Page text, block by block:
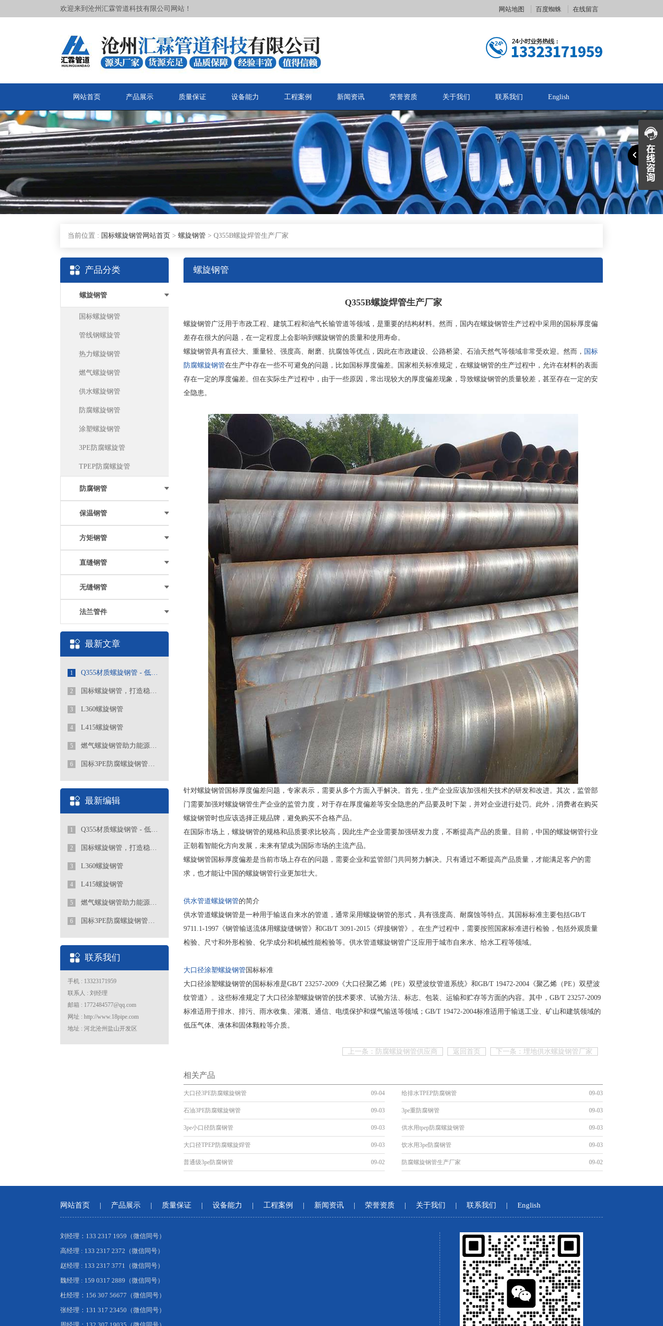
欢迎来到沧州汇霖管道科技有限公司网站！ 网站地图 百度蜘蛛 在线留言
网站首页 产品展示 质量保证 设备能力 工程案例 新闻资讯 荣誉资质 关于我们 联系我们 English
当前位置 : 国标螺旋钢管网站首页 > 螺旋钢管 > Q355B螺旋焊管生产厂家
产品分类
螺旋钢管
国标螺旋钢管
管线钢螺旋管
热力螺旋钢管
燃气螺旋钢管
供水螺旋钢管
防腐螺旋钢管
涂塑螺旋钢管
3PE防腐螺旋管
TPEP防腐螺旋管
防腐钢管
保温钢管
方矩钢管
直缝钢管
无缝钢管
法兰管件
最新文章
1 Q355材质螺旋钢管 - 低合金高强度工程优选管道
2 国标螺旋钢管，打造稳定可靠的管道工程
3 L360螺旋钢管
4 L415螺旋钢管
5 燃气螺旋钢管助力能源行业发展
6 国标3PE防腐螺旋钢管厂家
最新编辑
1 Q355材质螺旋钢管 - 低合金高强度工程优选管道
2 国标螺旋钢管，打造稳定可靠的管道工程
3 L360螺旋钢管
4 L415螺旋钢管
5 燃气螺旋钢管助力能源行业发展
6 国标3PE防腐螺旋钢管厂家
联系我们
手机 : 13323171959
联系人 : 刘经理
邮箱 : 1772484577@qq.com
网址 : http://www.18pipe.com
地址 : 河北沧州盐山开发区
螺旋钢管
Q355B螺旋焊管生产厂家
螺旋钢管广泛用于市政工程、建筑工程和油气长输管道等领域，是重要的结构材料。然而，国内在螺旋钢管生产过程中采用的国标厚度偏
差存在很大的问题，在一定程度上会影响到螺旋钢管的质量和使用寿命。
螺旋钢管具有直径大、重量轻、强度高、耐磨、抗腐蚀等优点，因此在市政建设、公路桥梁、石油天然气等领域非常受欢迎。然而， 国标
防腐螺旋钢管在生产中存在一些不可避免的问题，比如国标厚度偏差。国家相关标准规定，在螺旋钢管的生产过程中，允许在材料的表面
存在一定的厚度偏差。但在实际生产过程中，由于一些原因，常出现较大的厚度偏差现象，导致螺旋钢管的质量较差，甚至存在一定的安
全隐患。
针对螺旋钢管国标厚度偏差问题，专家表示，需要从多个方面入手解决。首先，生产企业应该加强相关技术的研发和改进。其次，监管部
门需要加强对螺旋钢管生产企业的监管力度，对于存在厚度偏差等安全隐患的产品要及时下架，并对企业进行处罚。此外，消费者在购买
螺旋钢管时也应该选择正规品牌，避免购买不合格产品。
在国际市场上，螺旋钢管的规格和品质要求比较高，因此生产企业需要加强研发力度，不断提高产品的质量。目前，中国的螺旋钢管行业
正朝着智能化方向发展，未来有望成为国际市场的主流产品。
螺旋钢管国标厚度偏差是当前市场上存在的问题，需要企业和监管部门共同努力解决。只有通过不断提高产品质量，才能满足客户的需
求，也才能让中国的螺旋钢管行业更加壮大。
供水管道螺旋钢管的简介
供水管道螺旋钢管是一种用于输送自来水的管道，通常采用螺旋钢管的形式，具有强度高、耐腐蚀等特点。其国标标准主要包括GB/T
9711.1-1997《钢管输送流体用螺旋缝钢管》和GB/T 3091-2015《焊接钢管》。在生产过程中，需要按照国家标准进行检验，包括外观质量
检验、尺寸和外形检验、化学成分和机械性能检验等。供水管道螺旋钢管广泛应用于城市自来水、给水工程等领域。
大口径涂塑螺旋钢管 国标标准
大口径涂塑螺旋钢管的国标标准是GB/T 23257-2009《大口径聚乙烯（PE）双壁波纹管道系统》和GB/T 19472-2004《聚乙烯（PE）双壁波
纹管道》。这些标准规定了大口径涂塑螺旋钢管的技术要求、试验方法、标志、包装、运输和贮存等方面的内容。其中，GB/T 23257-2009
标准适用于排水、排污、雨水收集、灌溉、通信、电缆保护和煤气输送等领域；GB/T 19472-2004标准适用于输送工业、矿山和建筑领域的
低压气体、液体和固体颗粒等介质。
上一条：防腐螺旋钢管供应商 返回首页 下一条：埋地供水螺旋钢管厂家
相关产品
大口径3PE防腐螺旋钢管 09-04 给排水TPEP防腐钢管 09-03
石油3PE防腐螺旋钢管 09-03 3pe重防腐钢管 09-03
3pe小口径防腐钢管 09-03 供水用tpep防腐螺旋钢管 09-03
大口径TPEP防腐螺旋焊管 09-03 饮水用3pe防腐钢管 09-03
普通级3pe防腐钢管 09-02 防腐螺旋钢管生产厂家 09-02
网站首页 | 产品展示 | 质量保证 | 设备能力 | 工程案例 | 新闻资讯 | 荣誉资质 | 关于我们 | 联系我们 | English
刘经理：133 2317 1959（微信同号）
高经理 : 133 2317 2372（微信同号）
赵经理 : 133 2317 3771（微信同号）
魏经理 : 159 0317 2889（微信同号）
杜经理：156 307 56677（微信同号）
张经理：131 317 23450（微信同号）